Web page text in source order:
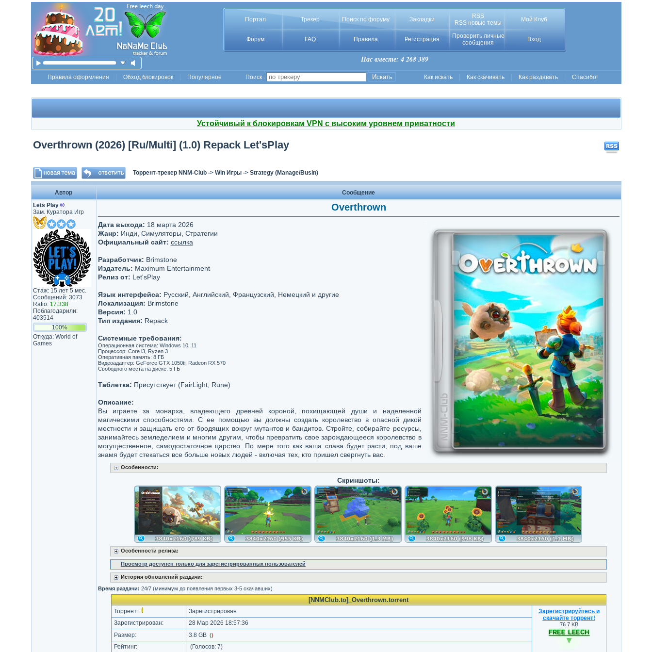
Портал Трекер Поиск по форуму Закладки
RSS
RSS новые темы
Мой Клуб
Форум FAQ Правила Регистрация
Проверить личные
сообщения
Вход
Нас вместе: 4 268 389
Правила оформления Обход блокировок Популярное Поиск : Как искать Как скачивать Как раздавать Спасибо!
Устойчивый к блокировкам VPN с высоким уровнем приватности
Overthrown (2026) [Ru/Multi] (1.0) Repack Let'sРlay
Торрент-трекер NNM-Club-> Win Игры-> Strategy (Manage/Busin)
Автор
Сообщение
Lets Play ®
Зам. Куратора Игр
Стаж: 15 лет 5 мес.
Сообщений: 3073
Ratio: 17.338
Поблагодарили:
403514
100%
Откуда: World of
Games
Overthrown
Дата выхода: 18 марта 2026
Жанр: Инди, Симуляторы, Стратегии
Официальный сайт: ссылка
Разработчик: Brimstone
Издатель: Maximum Entertainment
Релиз от: Let'sРlay
Язык интерфейса: Русский, Английский, Французский, Немецкий и другие
Локализация: Brimstone
Версия: 1.0
Тип издания: Repack
Системные требования:
Операционная система: Windows 10, 11
Процессор: Core i3, Ryzen 3
Оперативная память: 8 ГБ
Видеоадаптер: GeForce GTX 1050ti, Radeon RX 570
Свободного места на диске: 5 ГБ
Таблетка: Присутствует (FairLight, Rune)
Описание:
Вы играете за монарха, владеющего древней короной, похищающей души и наделенной
магическими способностями. С ее помощью вы должны создать королевство в опасной дикой
местности и защищать его от бродящих вокруг мутантов и бандитов. Стройте, собирайте ресурсы,
занимайтесь земледелием и многим другим, чтобы превратить свое зарождающееся королевство в
могущественное, самодостаточное царство. По мере того как ваша слава будет расти, под ваше
знамя будет стекаться все больше новых людей - включая тех, кто пришел свергнуть вас.
Особенности:
Скриншоты:
Особенности релиза:
Просмотр доступен только для зарегистрированных пользователей
История обновлений раздачи:
Время раздачи: 24/7 (минимум до появления первых 3-5 скачавших)
[NNMClub.to]_Overthrown.torrent
Торрент: Зарегистрирован
Зарегистрируйтесь и
скачайте торрент!
76.7 KB
Зарегистрирован:
28 Мар 2026 18:57:36
Размер:
3.8 GB ()
Рейтинг: (Голосов: 7)